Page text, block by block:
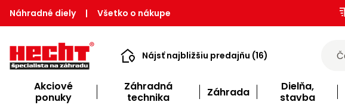
Náhradné diely | Všetko o nákupe
Nájsť najbližšiu predajňu (16)
Akciové
ponuky
Záhradná
technika
Záhrada
Dielňa,
stavba